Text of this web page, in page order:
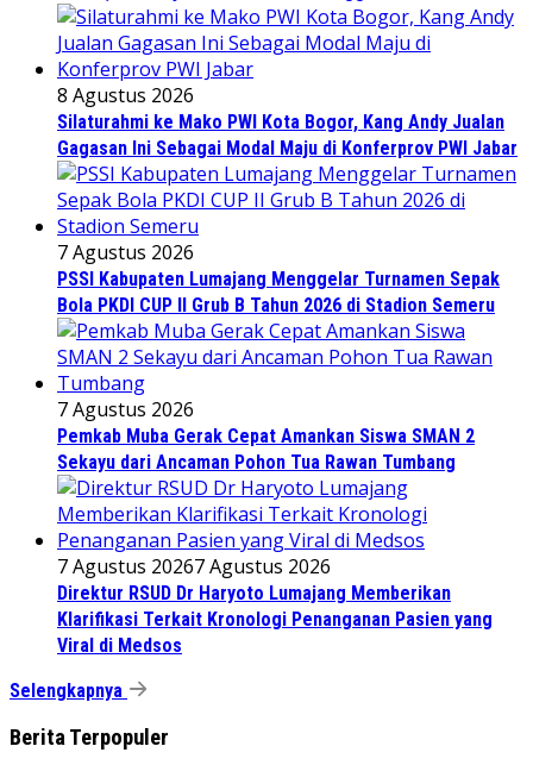
8 Agustus 2026
Silaturahmi ke Mako PWI Kota Bogor, Kang Andy Jualan
Gagasan Ini Sebagai Modal Maju di Konferprov PWI Jabar
7 Agustus 2026
PSSI Kabupaten Lumajang Menggelar Turnamen Sepak
Bola PKDI CUP II Grub B Tahun 2026 di Stadion Semeru
7 Agustus 2026
Pemkab Muba Gerak Cepat Amankan Siswa SMAN 2
Sekayu dari Ancaman Pohon Tua Rawan Tumbang
7 Agustus 20267 Agustus 2026
Direktur RSUD Dr Haryoto Lumajang Memberikan
Klarifikasi Terkait Kronologi Penanganan Pasien yang
Viral di Medsos
Selengkapnya
Berita Terpopuler